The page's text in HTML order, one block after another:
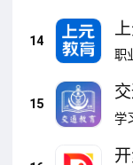
14
职
15
学